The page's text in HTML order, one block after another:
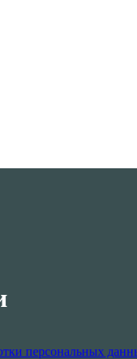
персональных